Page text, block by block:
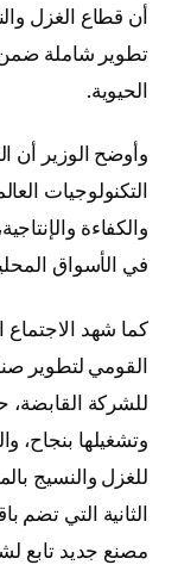
أن قطاع الغزل
تطوير شاملة
الحيوية.
وأوضح الوزير أن
التكنولوجيات
والكفاءة
في الأسواق
كما شهد
القومي لتطوير
للشركة القابضة،
وتشغيلها
للغزل والنسيج
الثانية التي تضم
مصنع جديد تابع